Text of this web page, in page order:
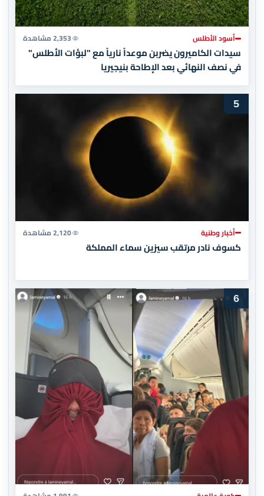
أسود الأطلس 2,353 مشاهدة
سيدات الكاميرون يضربن موعداً نارياً مع "لبؤات الأطلس"
في نصف النهائي بعد الإطاحة بنيجيريا
5
أخبار وطنية 2,120 مشاهدة
كسوف نادر مرتقب سيزين سماء المملكة
6